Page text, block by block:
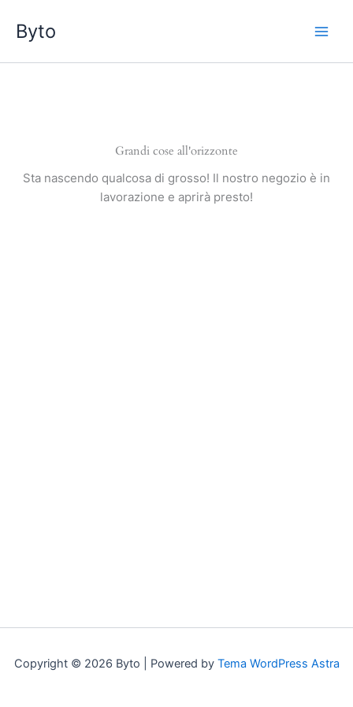
contenuto
Byto
Grandi cose all'orizzonte
Sta nascendo qualcosa di grosso! Il nostro negozio è in
lavorazione e aprirà presto!
Copyright © 2026 Byto | Powered by Tema WordPress Astra